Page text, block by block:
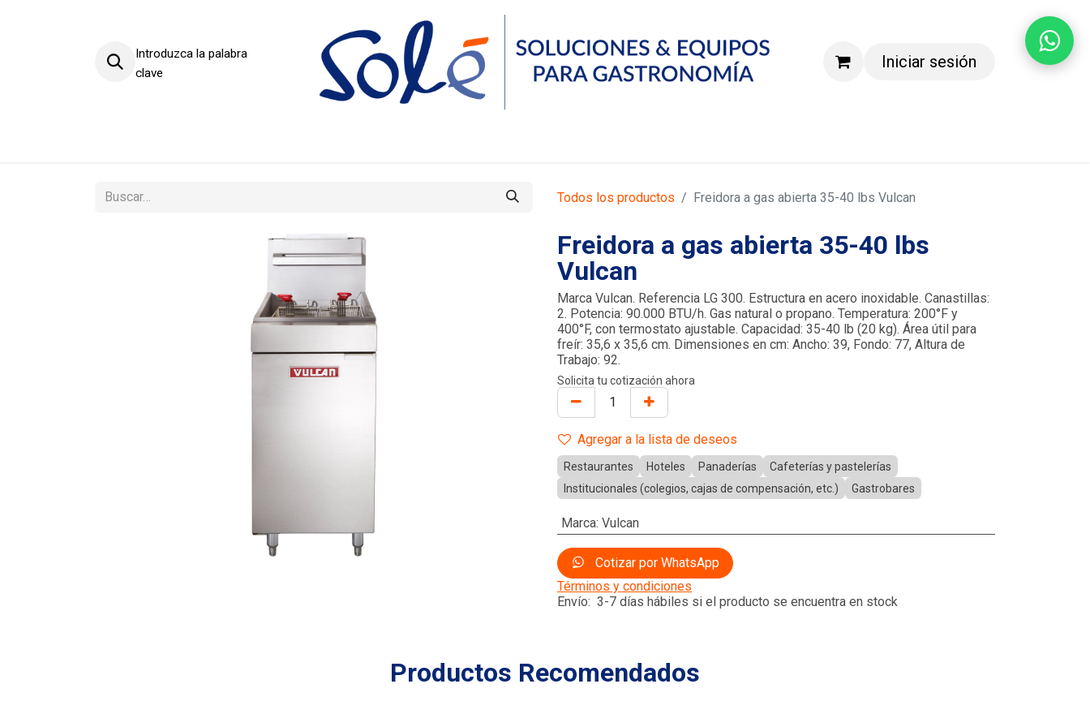
Introduzca la palabra
clave
Iniciar sesión
Todos los productos Freidora a gas abierta 35-40 lbs Vulcan
Freidora a gas abierta 35-40 lbs
Vulcan
Marca Vulcan. Referencia LG 300. Estructura en acero inoxidable. Canastillas:
2. Potencia: 90.000 BTU/h. Gas natural o propano. Temperatura: 200°F y
400°F, con termostato ajustable. Capacidad: 35-40 lb (20 kg). Área útil para
freír: 35,6 x 35,6 cm. Dimensiones en cm: Ancho: 39, Fondo: 77, Altura de
Trabajo: 92.
Solicita tu cotización ahora
Agregar a la lista de deseos
Restaurantes Hoteles Panaderías
Cafeterías y pastelerías
Institucionales (colegios, cajas de compensación, etc.)
Gastrobares
Marca: Vulcan
Cotizar por WhatsApp
Términos y condiciones
Envío: 3-7 días hábiles si el producto se encuentra en stock
Productos Recomendados